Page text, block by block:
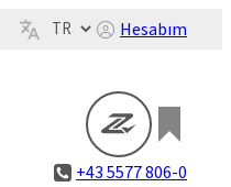
Hesabım
+43 5577 806-0